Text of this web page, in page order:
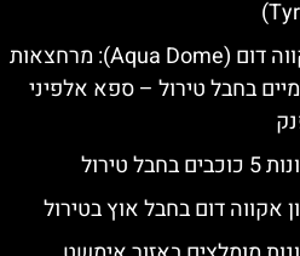
אקווה דום (Aqua Dome): מרחצאות
בחבל טירול – ספא אלפיני
בחבל טירול
אקווה דום בחבל אוץ בטירול